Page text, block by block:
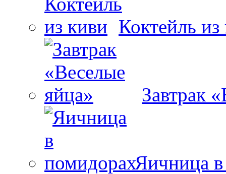
Коктейль из
Завтрак
Яичница